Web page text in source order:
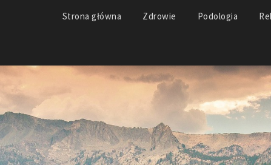
Strona główna Zdrowie Podologia